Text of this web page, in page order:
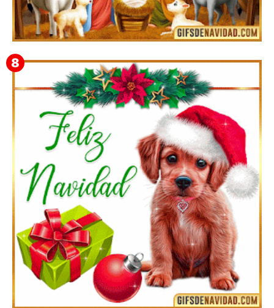
Feliz Navidad y próspero Año Nuevo Quiriaca